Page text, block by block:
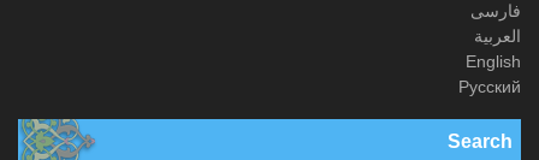
فارسی
العربیة
English
Русский
Search